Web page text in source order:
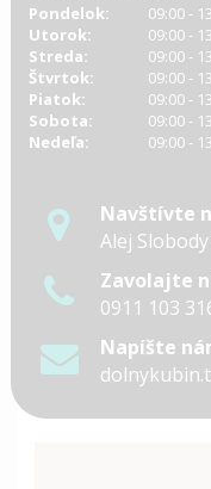
Pondelok:
09:00 -
Utorok:
09:00 -
Streda:
09:00 -
Štvrtok:
09:00 -
Piatok:
09:00 -
Sobota:
09:00 -
Nedeľa:
09:00 -
Navštívte
Alej
Zavolajte
0911 103
Napíšte